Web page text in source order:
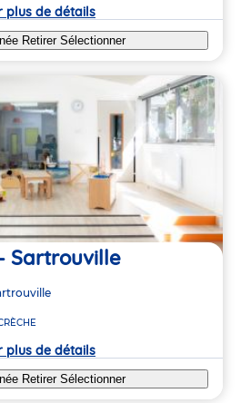
plus de détails
Retirer Sélectionner
Sartrouville
plus de détails
Retirer Sélectionner